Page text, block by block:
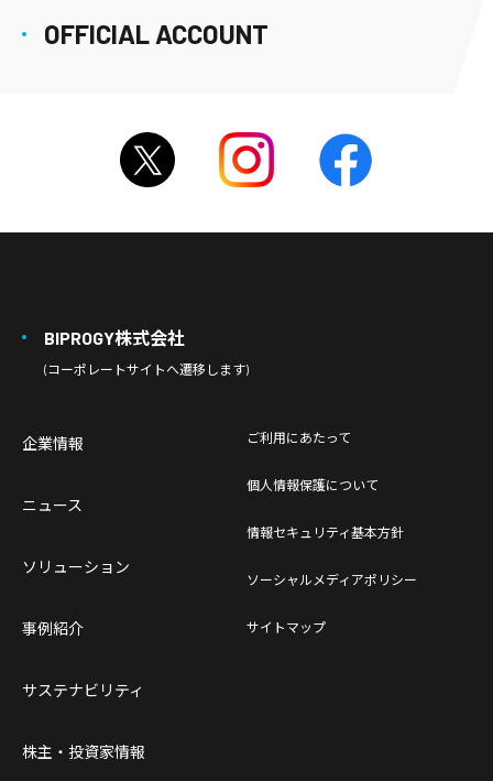
OFFICIAL ACCOUNT
BIPROGY株式会社
(コーポレートサイトへ遷移します)
企業情報
ニュース
ソリューション
事例紹介
サステナビリティ
株主・投資家情報
ご利用にあたって
個人情報保護について
情報セキュリティ基本方針
ソーシャルメディアポリシー
サイトマップ